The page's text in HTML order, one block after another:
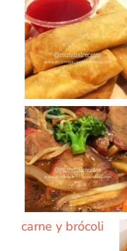
carne y brócoli